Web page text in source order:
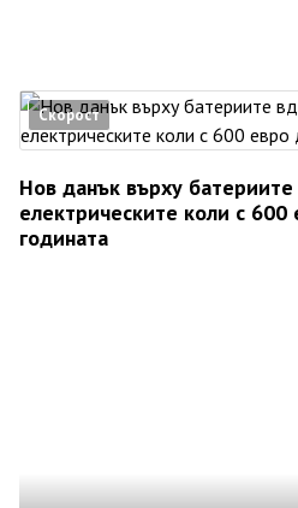
Скорост
Нов данък върху
електрическите коли с 600
годината